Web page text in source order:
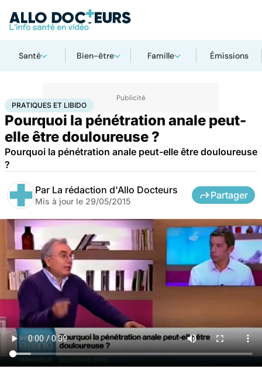
Santé Bien-être Famille Émissions
AccueilBien-êtreSexoPratiques et libido
PRATIQUES ET LIBIDO
Pourquoi la pénétration anale peut-
elle être douloureuse ?
Pourquoi la pénétration anale peut-elle être douloureuse
?
Par La rédaction d'Allo Docteurs
Mis à jour le 29/05/2015
Partager